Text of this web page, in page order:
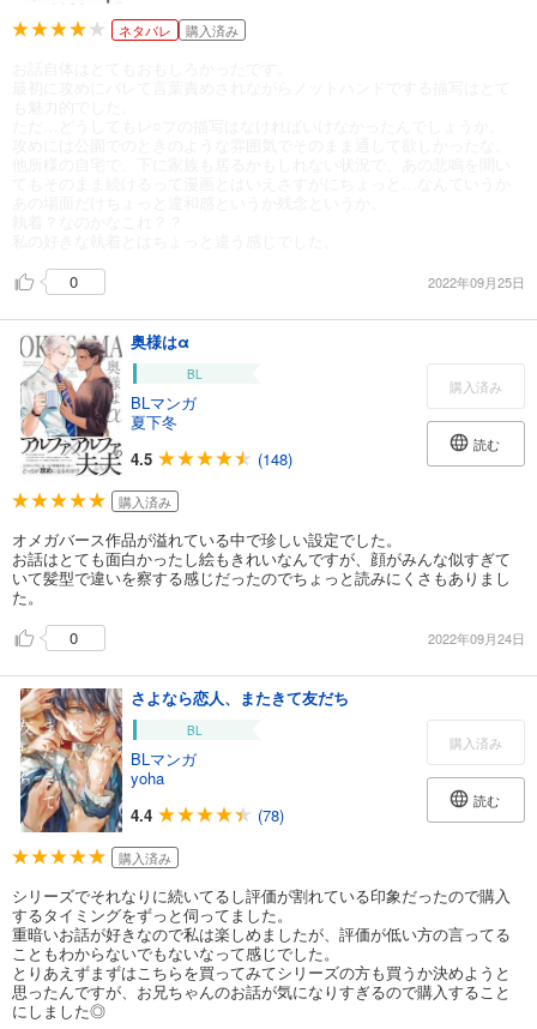
ネタバレ 購入済み
0
2022年09月25日
奥様はα
BL
BLマンガ
夏下冬
4.5
(148)
購入済み
読む
購入済み
オメガバース作品が溢れている中で珍しい設定でした。
お話はとても面白かったし絵もきれいなんですが、顔がみんな似すぎて
いて髪型で違いを察する感じだったのでちょっと読みにくさもありまし
た。
0
2022年09月24日
さよなら恋人、またきて友だち
BL
BLマンガ
yoha
4.4
(78)
購入済み
読む
購入済み
シリーズでそれなりに続いてるし評価が割れている印象だったので購入
するタイミングをずっと伺ってました。
重暗いお話が好きなので私は楽しめましたが、評価が低い方の言ってる
こともわからないでもないなって感じでした。
とりあえずまずはこちらを買ってみてシリーズの方も買うか決めようと
思ったんですが、お兄ちゃんのお話が気になりすぎるので購入すること
にしました◎